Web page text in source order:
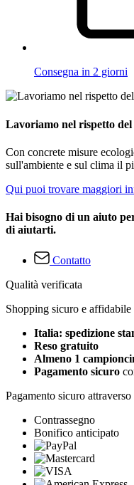
Consegna in 2 giorni
Lavoriamo nel rispetto del
Con concrete misure
sull'ambiente e sul clima il
Qui puoi trovare maggiori
Hai bisogno di un aiuto
di aiutarti.
Contatto
Qualità verificata
Shopping sicuro e affidabile
Italia: spedizione
Reso gratuito
Almeno 1
Pagamento sicuro
Pagamento sicuro attraverso
Contrassegno
Bonifico anticipato